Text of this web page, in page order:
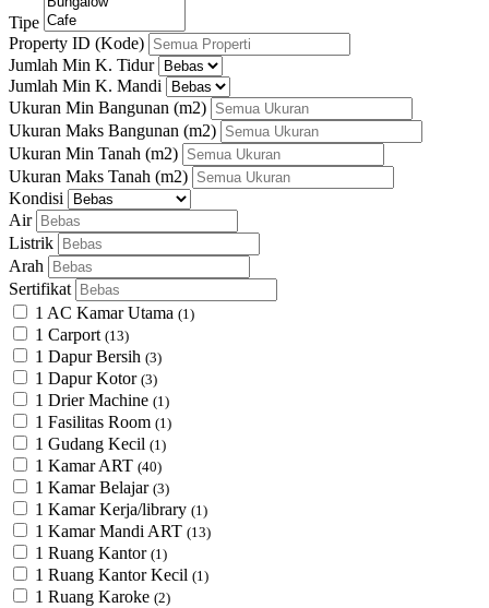
Tipe
Property ID (Kode)
Jumlah Min K. Tidur
Jumlah Min K. Mandi
Ukuran Min Bangunan (m2)
Ukuran Maks Bangunan (m2)
Ukuran Min Tanah (m2)
Ukuran Maks Tanah (m2)
Kondisi
Air
Listrik
Arah
Sertifikat
1 AC Kamar Utama (1)
1 Carport (13)
1 Dapur Bersih (3)
1 Dapur Kotor (3)
1 Drier Machine (1)
1 Fasilitas Room (1)
1 Gudang Kecil (1)
1 Kamar ART (40)
1 Kamar Belajar (3)
1 Kamar Kerja/library (1)
1 Kamar Mandi ART (13)
1 Ruang Kantor (1)
1 Ruang Kantor Kecil (1)
1 Ruang Karoke (2)